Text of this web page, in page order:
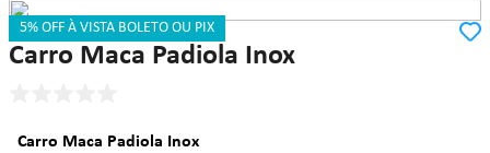
5% OFF À VISTA BOLETO OU PIX
Referência :8922 Metal Solution
Carro Maca Padiola Inox
Carro Maca Padiola Inox